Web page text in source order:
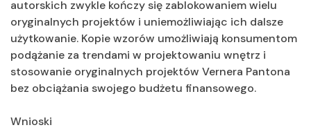
autorskich zwykle kończy się zablokowaniem wielu
oryginalnych projektów i uniemożliwiając ich dalsze
użytkowanie. Kopie wzorów umożliwiają konsumentom
podążanie za trendami w projektowaniu wnętrz i
stosowanie oryginalnych projektów Vernera Pantona
bez obciążania swojego budżetu finansowego.
Wnioski